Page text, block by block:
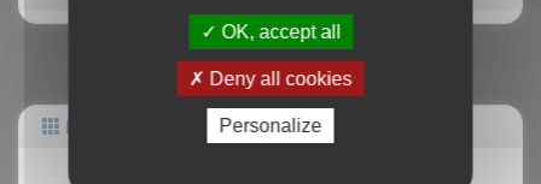
Partenaires
OK, accept all
Deny all cookies
Personalize